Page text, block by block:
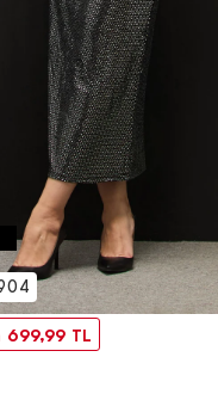
699,99 TL